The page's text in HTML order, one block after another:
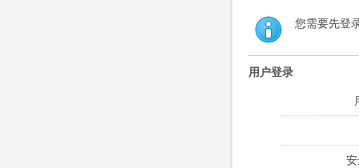
您需要先登
用户登录